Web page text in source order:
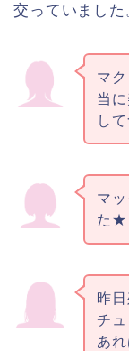
交っていました
マ
当
し
マ
た★
昨
チュ
あ